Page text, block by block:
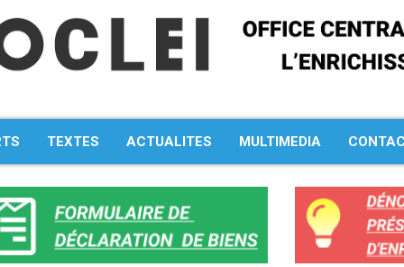
TEXTES ACTUALITES MULTIMEDIA